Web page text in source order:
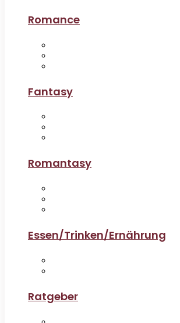
Romance
Fantasy
Romantasy
Essen/Trinken/Ernährung
Ratgeber